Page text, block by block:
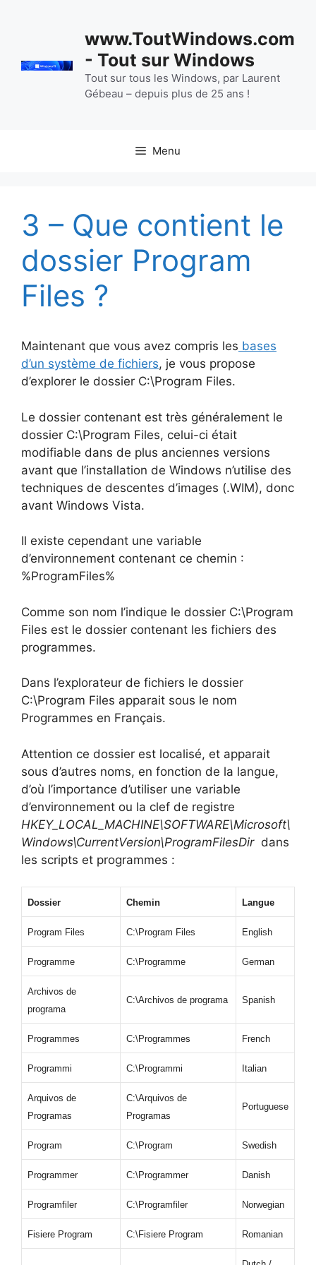
www.ToutWindows.com
- Tout sur Windows
Tout sur tous les Windows, par Laurent
Gébeau – depuis plus de 25 ans !
Menu
3 – Que contient le
dossier Program
Files ?
Maintenant que vous avez compris les bases
d’un système de fichiers, je vous propose
d’explorer le dossier C:\Program Files.
Le dossier contenant est très généralement le
dossier C:\Program Files, celui-ci était
modifiable dans de plus anciennes versions
avant que l’installation de Windows n’utilise des
techniques de descentes d’images (.WIM), donc
avant Windows Vista.
Il existe cependant une variable
d’environnement contenant ce chemin :
%ProgramFiles%
Comme son nom l’indique le dossier C:\Program
Files est le dossier contenant les fichiers des
programmes.
Dans l’explorateur de fichiers le dossier
C:\Program Files apparait sous le nom
Programmes en Français.
Attention ce dossier est localisé, et apparait
sous d’autres noms, en fonction de la langue,
d’où l’importance d’utiliser une variable
d’environnement ou la clef de registre
HKEY_LOCAL_MACHINE\SOFTWARE\Microsoft\
Windows\CurrentVersion\ProgramFilesDir dans
les scripts et programmes :
Dossier Chemin Langue
Program Files C:\Program Files English
Programme C:\Programme German
Archivos de
programa
C:\Archivos de programa Spanish
Programmes C:\Programmes French
Programmi C:\Programmi Italian
Arquivos de
Programas
C:\Arquivos de
Programas
Portuguese
Program C:\Program Swedish
Programmer C:\Programmer Danish
Programfiler C:\Programfiler Norwegian
Fisiere Program C:\Fisiere Program Romanian